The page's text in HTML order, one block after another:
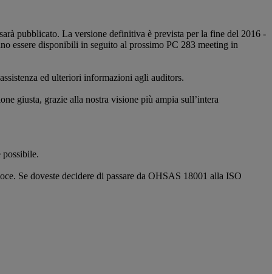
pubblicato. La versione definitiva è prevista per la fine del 2016 -
essere disponibili in seguito al prossimo PC 283 meeting in
ed ulteriori informazioni agli auditors.
giusta, grazie alla nostra visione più ampia sull’intera
possibile.
Se doveste decidere di passare da OHSAS 18001 alla ISO